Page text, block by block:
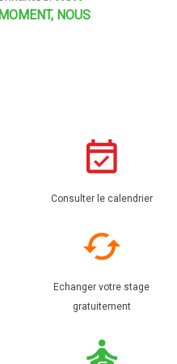
NOUS
Consulter le calendrier
Echanger votre stage
gratuitement